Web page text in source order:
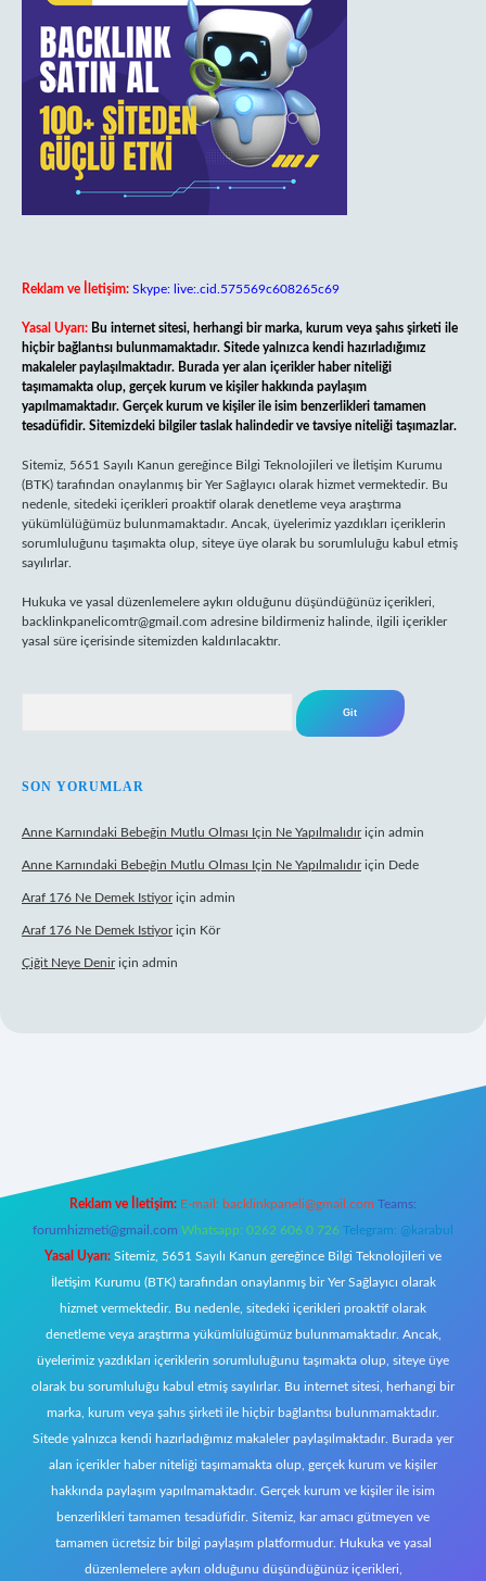
Reklam ve İletişim: Skype: live:.cid.575569c608265c69
Yasal Uyarı: Bu internet sitesi, herhangi bir marka, kurum veya şahıs şirketi ile
hiçbir bağlantısı bulunmamaktadır. Sitede yalnızca kendi hazırladığımız
makaleler paylaşılmaktadır. Burada yer alan içerikler haber niteliği
taşımamakta olup, gerçek kurum ve kişiler hakkında paylaşım
yapılmamaktadır. Gerçek kurum ve kişiler ile isim benzerlikleri tamamen
tesadüfidir. Sitemizdeki bilgiler taslak halindedir ve tavsiye niteliği taşımazlar.
Sitemiz, 5651 Sayılı Kanun gereğince Bilgi Teknolojileri ve İletişim Kurumu
(BTK) tarafından onaylanmış bir Yer Sağlayıcı olarak hizmet vermektedir. Bu
nedenle, sitedeki içerikleri proaktif olarak denetleme veya araştırma
yükümlülüğümüz bulunmamaktadır. Ancak, üyelerimiz yazdıkları içeriklerin
sorumluluğunu taşımakta olup, siteye üye olarak bu sorumluluğu kabul etmiş
sayılırlar.
Hukuka ve yasal düzenlemelere aykırı olduğunu düşündüğünüz içerikleri,
backlinkpanelicomtr@gmail.com adresine bildirmeniz halinde, ilgili içerikler
yasal süre içerisinde sitemizden kaldırılacaktır.
SON YORUMLAR
Anne Karnındaki Bebeğin Mutlu Olması Için Ne Yapılmalıdıriçin admin
Anne Karnındaki Bebeğin Mutlu Olması Için Ne Yapılmalıdıriçin Dede
Araf 176 Ne Demek Istiyoriçin admin
Araf 176 Ne Demek Istiyoriçin Kör
Çiğit Neye Deniriçin admin
Reklam ve İletişim: E-mail: backlinkpaneli@gmail.com Teams:
forumhizmeti@gmail.com Whatsapp: 0262 606 0 726 Telegram: @karabul
Yasal Uyarı: Sitemiz, 5651 Sayılı Kanun gereğince Bilgi Teknolojileri ve
İletişim Kurumu (BTK) tarafından onaylanmış bir Yer Sağlayıcı olarak
hizmet vermektedir. Bu nedenle, sitedeki içerikleri proaktif olarak
denetleme veya araştırma yükümlülüğümüz bulunmamaktadır. Ancak,
üyelerimiz yazdıkları içeriklerin sorumluluğunu taşımakta olup, siteye üye
olarak bu sorumluluğu kabul etmiş sayılırlar. Bu internet sitesi, herhangi bir
marka, kurum veya şahıs şirketi ile hiçbir bağlantısı bulunmamaktadır.
Sitede yalnızca kendi hazırladığımız makaleler paylaşılmaktadır. Burada yer
alan içerikler haber niteliği taşımamakta olup, gerçek kurum ve kişiler
hakkında paylaşım yapılmamaktadır. Gerçek kurum ve kişiler ile isim
benzerlikleri tamamen tesadüfidir. Sitemiz, kar amacı gütmeyen ve
tamamen ücretsiz bir bilgi paylaşım platformudur. Hukuka ve yasal
düzenlemelere aykırı olduğunu düşündüğünüz içerikleri,